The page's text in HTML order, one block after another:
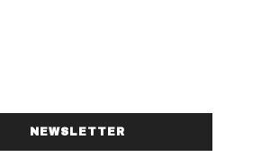
NEWSLETTER